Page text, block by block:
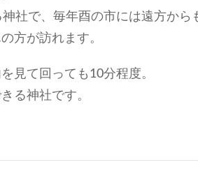
社で、毎年酉の市には遠方から
方が訪れます。
見て回っても10分程度。
る神社です。